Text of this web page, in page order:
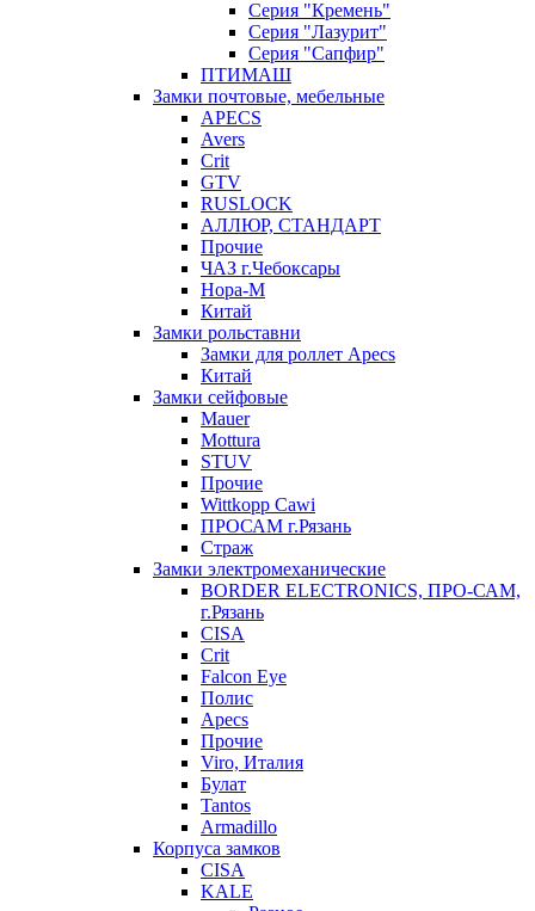
Серия "Кремень"
Серия "Лазурит"
Серия "Сапфир"
ПТИМАШ
Замки почтовые, мебельные
APECS
Avers
Crit
GTV
RUSLOCK
АЛЛЮР, СТАНДАРТ
Прочие
ЧАЗ г.Чебоксары
Нора-М
Китай
Замки рольставни
Замки для роллет Apecs
Китай
Замки сейфовые
Mauer
Mottura
STUV
Прочие
Wittkopp Cawi
ПРОСАМ г.Рязань
Страж
Замки электромеханические
BORDER ELECTRONICS, ПРО-САМ,
г.Рязань
CISA
Crit
Falcon Eye
Полис
Apecs
Прочие
Viro, Италия
Булат
Tantos
Armadillo
Корпуса замков
CISA
KALE